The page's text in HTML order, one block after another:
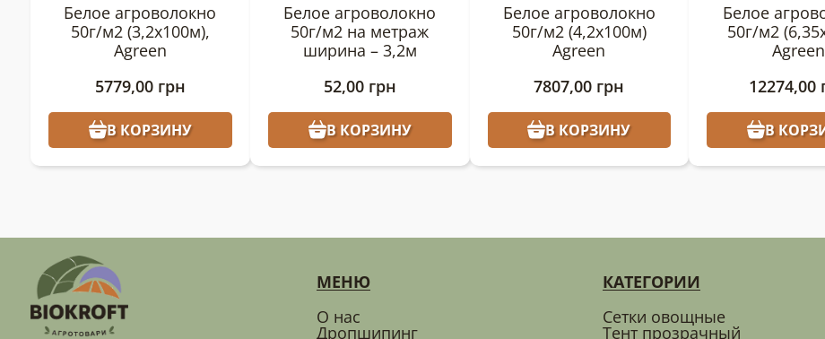
Белое агроволокно
50г/м2 (3,2х100м),
Agreen
5779,00 грн
В КОРЗИНУ
Белое агроволокно
50г/м2 на метраж
ширина – 3,2м
52,00 грн
В КОРЗИНУ
Белое агроволокно
50г/м2 (4,2х100м)
Agreen
7807,00 грн
В КОРЗИНУ
Белое
50г/м2
Agreen
12274,00
В
МЕНЮ
О нас
Дропшипинг
КАТЕГОРИИ
Сетки овощные
Тент прозрачный